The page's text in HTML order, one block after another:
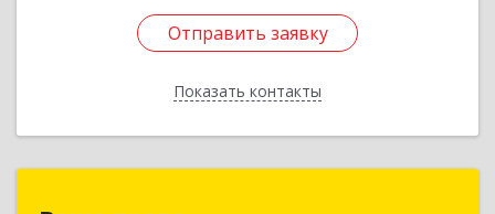
Отправить заявку
Показать контакты
Отправить заявку
Назад